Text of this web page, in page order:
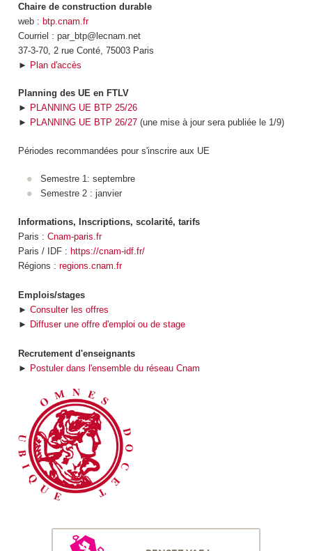
Chaire de construction durable
web : btp.cnam.fr
Courriel : par_btp@lecnam.net
37-3-70, 2 rue Conté, 75003 Paris
► Plan d'accès
Planning des UE en FTLV
► PLANNING UE BTP 25/26
► PLANNING UE BTP 26/27(une mise à jour sera publiée le 1/9)
Périodes recommandées pour s'inscrire aux UE
Semestre 1: septembre
Semestre 2 : janvier
Informations, Inscriptions, scolarité, tarifs
Paris : Cnam-paris.fr
Paris / IDF : https://cnam-idf.fr/
Régions : regions.cnam.fr
Emplois/stages
► Consulter les offres
► Diffuser une offre d'emploi ou de stage
Recrutement d'enseignants
► Postuler dans l'ensemble du réseau Cnam